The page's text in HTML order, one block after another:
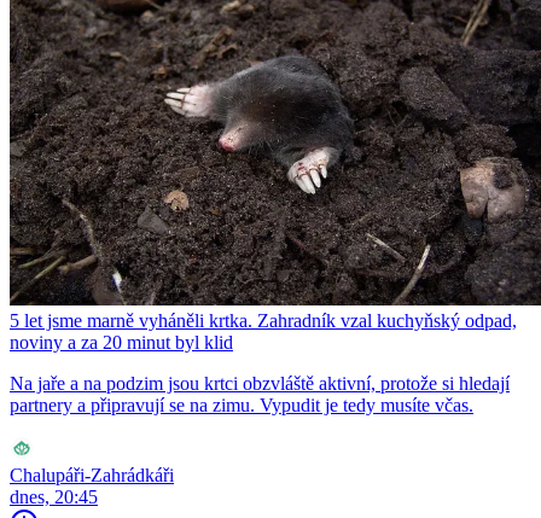
5 let jsme marně vyháněli krtka. Zahradník vzal kuchyňský odpad,
noviny a za 20 minut byl klid
Na jaře a na podzim jsou krtci obzvláště aktivní, protože si hledají
partnery a připravují se na zimu. Vypudit je tedy musíte včas.
Chalupáři-Zahrádkáři
dnes, 20:45